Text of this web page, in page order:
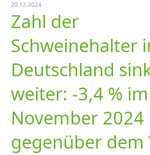
20.12.2024
Zahl der
Schweinehalter
Deutschland
weiter: -3,4 % im
November 2024
gegenüber dem